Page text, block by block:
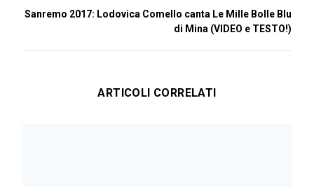
Sanremo 2017: Lodovica Comello canta Le Mille Bolle Blu
di Mina (VIDEO e TESTO!)
ARTICOLI CORRELATI